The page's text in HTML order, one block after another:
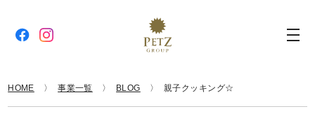
HOME 事業一覧 BLOG 親子クッキング☆